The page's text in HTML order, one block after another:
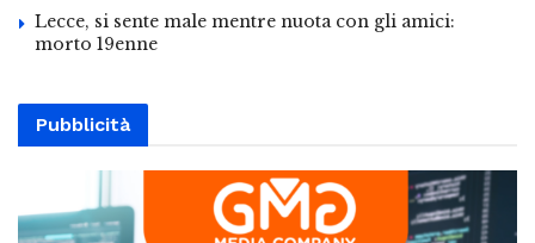
Lecce, si sente male mentre nuota con gli amici:
morto 19enne
Pubblicità